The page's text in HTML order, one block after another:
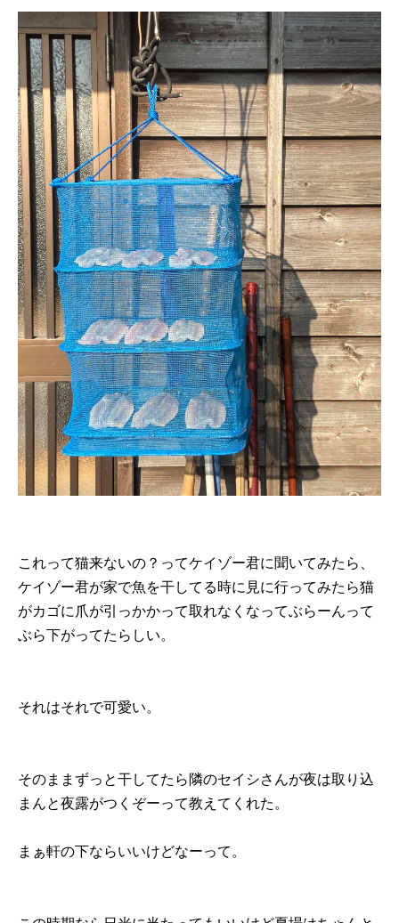
これって猫来ないの？ってケイゾー君に聞いてみたら、
ケイゾー君が家で魚を干してる時に見に行ってみたら猫
がカゴに爪が引っかかって取れなくなってぶらーんって
ぶら下がってたらしい。
それはそれで可愛い。
そのままずっと干してたら隣のセイシさんが夜は取り込
まんと夜露がつくぞーって教えてくれた。
まぁ軒の下ならいいけどなーって。